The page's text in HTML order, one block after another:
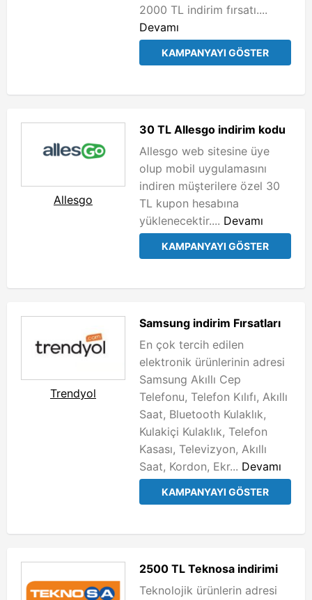
2000 TL indirim fırsatı....
Devamı
KAMPANYAYI GÖSTER
Allesgo
30 TL Allesgo indirim kodu
Allesgo web sitesine üye
olup mobil uygulamasını
indiren müşterilere özel 30
TL kupon hesabına
yüklenecektir.... Devamı
KAMPANYAYI GÖSTER
Trendyol
Samsung indirim Fırsatları
En çok tercih edilen
elektronik ürünlerinin adresi
Samsung Akıllı Cep
Telefonu, Telefon Kılıfı, Akıllı
Saat, Bluetooth Kulaklık,
Kulakiçi Kulaklık, Telefon
Kasası, Televizyon, Akıllı
Saat, Kordon, Ekr... Devamı
KAMPANYAYI GÖSTER
2500 TL Teknosa indirimi
Teknolojik ürünlerin adresi